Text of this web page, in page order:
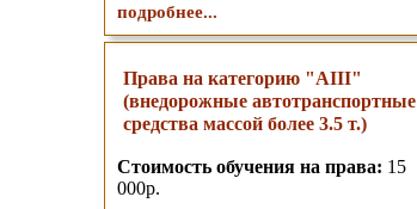
подробнее...
Права на категорию "AIII"
(внедорожные автотранспортные
средства массой более 3.5 т.)
Стоимость обучения на права: 15
000р.